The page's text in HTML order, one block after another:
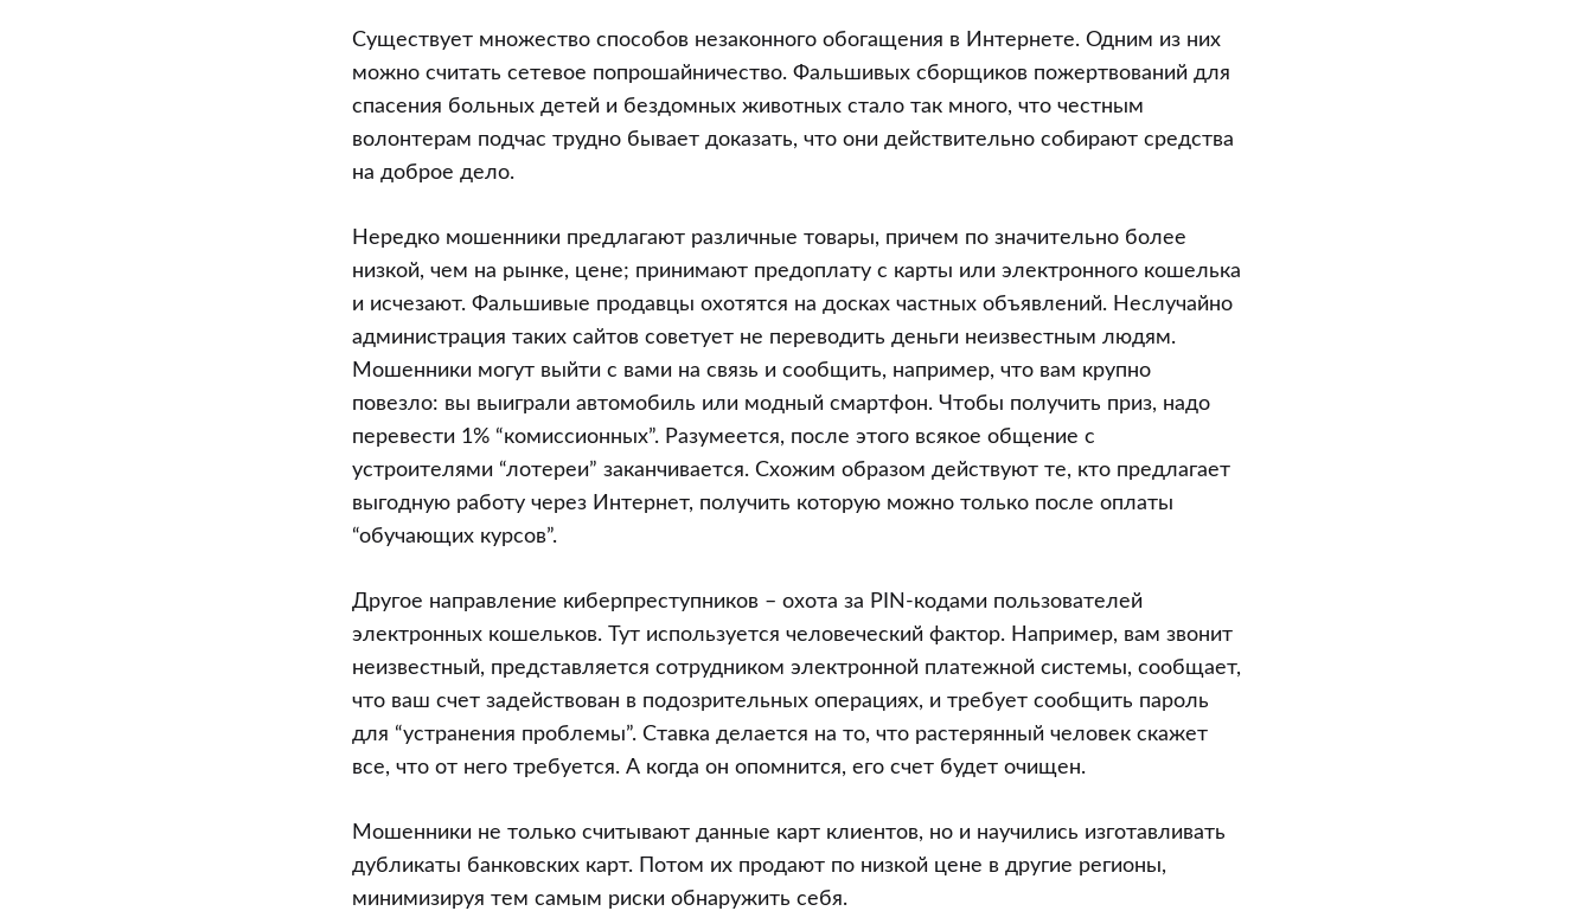
Существует множество способов незаконного обогащения в Интернете. Одним из них
можно считать сетевое попрошайничество. Фальшивых сборщиков пожертвований для
спасения больных детей и бездомных животных стало так много, что честным
волонтерам подчас трудно бывает доказать, что они действительно собирают средства
на доброе дело.
Нередко мошенники предлагают различные товары, причем по значительно более
низкой, чем на рынке, цене; принимают предоплату с карты или электронного кошелька
и исчезают. Фальшивые продавцы охотятся на досках частных объявлений. Неслучайно
администрация таких сайтов советует не переводить деньги неизвестным людям.
Мошенники могут выйти с вами на связь и сообщить, например, что вам крупно
повезло: вы выиграли автомобиль или модный смартфон. Чтобы получить приз, надо
перевести 1% “комиссионных”. Разумеется, после этого всякое общение с
устроителями “лотереи” заканчивается. Схожим образом действуют те, кто предлагает
выгодную работу через Интернет, получить которую можно только после оплаты
“обучающих курсов”.
Другое направление киберпреступников – охота за PIN-кодами пользователей
электронных кошельков. Тут используется человеческий фактор. Например, вам звонит
неизвестный, представляется сотрудником электронной платежной системы, сообщает,
что ваш счет задействован в подозрительных операциях, и требует сообщить пароль
для “устранения проблемы”. Ставка делается на то, что растерянный человек скажет
все, что от него требуется. А когда он опомнится, его счет будет очищен.
Мошенники не только считывают данные карт клиентов, но и научились изготавливать
дубликаты банковских карт. Потом их продают по низкой цене в другие регионы,
минимизируя тем самым риски обнаружить себя.